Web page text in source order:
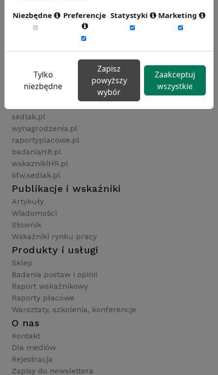
Rynekpracy.pl
sedlak.pl
wynagrodzenia.pl
raportyplacowe.pl
badaniaHR.pl
wskaznikiHR.pl
kfw.sedlak.pl
Publikacje i wskaźniki
Artykuły
Wiadomości
Słownik
Wskaźniki rynku pracy
Produkty i usługi
Sklep
Badania postaw i opinii
Raport wskaźnikowy
Raporty płacowe
Warsztaty, szkolenia, konferencje
O nas
Kontakt
Dla mediów
Rejestracja
Zapisy do newslettera
Niezbędne Preferencje Statystyki Marketing
Tylko
niezbędne
Zapisz
powyższy
wybór
Zaakceptuj
wszystkie